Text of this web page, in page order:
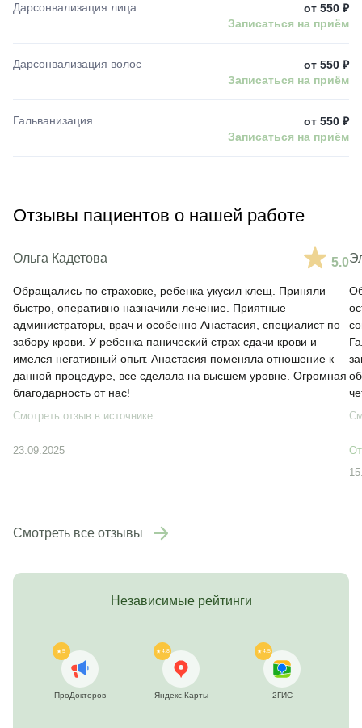
Дарсонвализация лица
от 550 ₽
Записаться на приём
Дарсонвализация волос
от 550 ₽
Записаться на приём
Гальванизация
от 550 ₽
Записаться на приём
Отзывы пациентов о нашей работе
Ольга Кадетова 5.0
Обращались по страховке, ребенка укусил клещ. Приняли
быстро, оперативно назначили лечение. Приятные
администраторы, врач и особенно Анастасия, специалист по
забору крови. У ребенка панический страх сдачи крови и
имелся негативный опыт. Анастасия поменяла отношение к
данной процедуре, все сделала на высшем уровне. Огромная
благодарность от нас!
Смотреть отзыв в источнике
23.09.2025
Смотреть все отзывы
Независимые рейтинги
5
ПроДокторов
4.8
Яндекс.Карты
4.5
2ГИС